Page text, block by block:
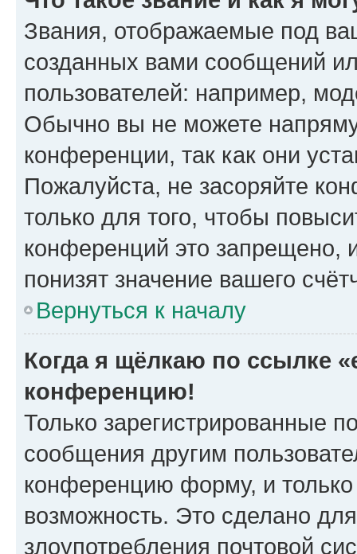
Звания, отображаемые под
созданных вами сообщений
пользователей: например,
Обычно вы не можете
конференции, так как они
Пожалуйста, не засоряйте
только для того, чтобы
конференций это запрещено,
понизят значение вашего
Вернуться к началу
Когда я щёлкаю по ссылке
конференцию!
Только зарегистрированные
сообщения другим
конференцию форму, и
возможность. Это сделано
злоупотребления почтовой